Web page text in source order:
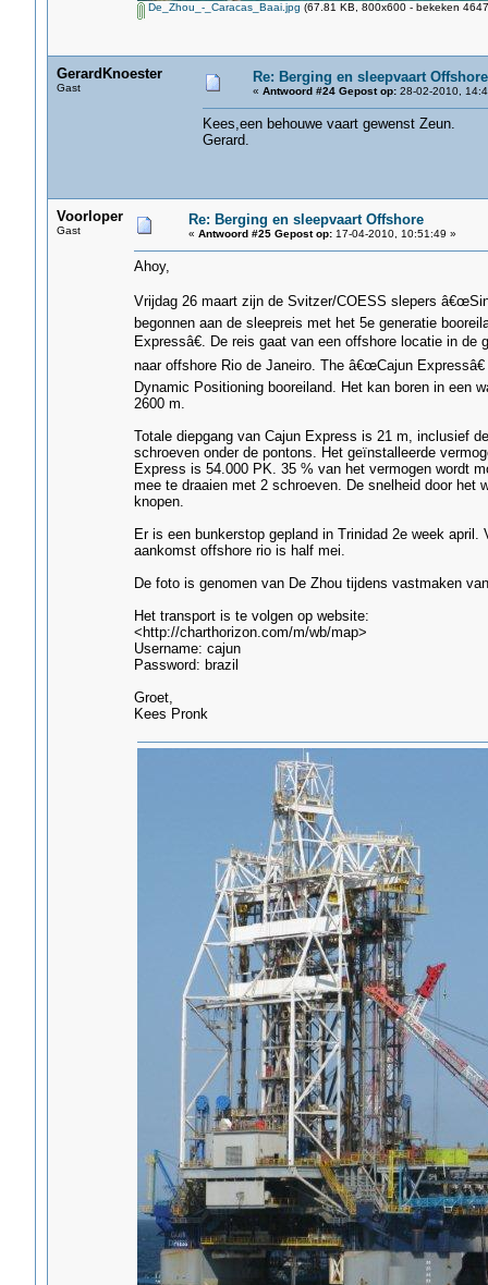
De_Zhou_-_Caracas_Baai.jpg (67.81 KB, 800x600 - bekeken
GerardKnoester
Gast
Re: Berging en sleepvaart Offshore
« Antwoord #24 Gepost op:28-02-2010,
Kees,een behouwe vaart gewenst Zeun.
Gerard.
Voorloper
Gast
Re: Berging en sleepvaart Offshore
« Antwoord #25 Gepost op:17-04-2010, 10:51:49 »
Ahoy,
Vrijdag 26 maart zijn de Svitzer/COESS slepers
begonnen aan de sleepreis met het 5e generatie
Expressâ€. De reis gaat van een offshore locatie in de
naar offshore Rio de Janeiro. The â€œCajun
Dynamic Positioning booreiland. Het kan boren in een
2600 m.
Totale diepgang van Cajun Express is 21 m, inclusief
schroeven onder de pontons. Het geïnstalleerde
Express is 54.000 PK. 35 % van het vermogen wordt
mee te draaien met 2 schroeven. De snelheid door het
knopen.
Er is een bunkerstop gepland in Trinidad 2e week april.
aankomst offshore rio is half mei.
De foto is genomen van De Zhou tijdens vastmaken
Het transport is te volgen op website:
<http://charthorizon.com/m/wb/map>
Username: cajun
Password: brazil
Groet,
Kees Pronk